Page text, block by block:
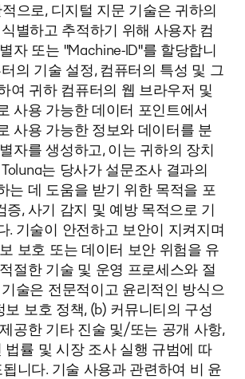
으로, 디지털 지문 기술은 귀하의
별하고 추적하기 위해 사용자 컴
자 또는 "Machine-ID"를 할당합니
의 기술 설정, 컴퓨터의 특성 및 그
여 귀하 컴퓨터의 웹 브라우저 및
사용 가능한 데이터 포인트에서
사용 가능한 정보와 데이터를 분
자를 생성하고, 이는 귀하의 장치
는 당사가 설문조사 결과의
는 데 도움을 받기 위한 목적을 포
증, 사기 감지 및 예방 목적으로 기
. 기술이 안전하고 보안이 지켜지며
보호 또는 데이터 보안 위험을 유
절한 기술 및 운영 프로세스와 절
술은 전문적이고 윤리적인 방식으
보 보호 정책, (b) 커뮤니티의 구성
공한 기타 진술 및/또는 공개 사항,
법률 및 시장 조사 실행 규범에 따
니다. 기술 사용과 관련하여 비 윤